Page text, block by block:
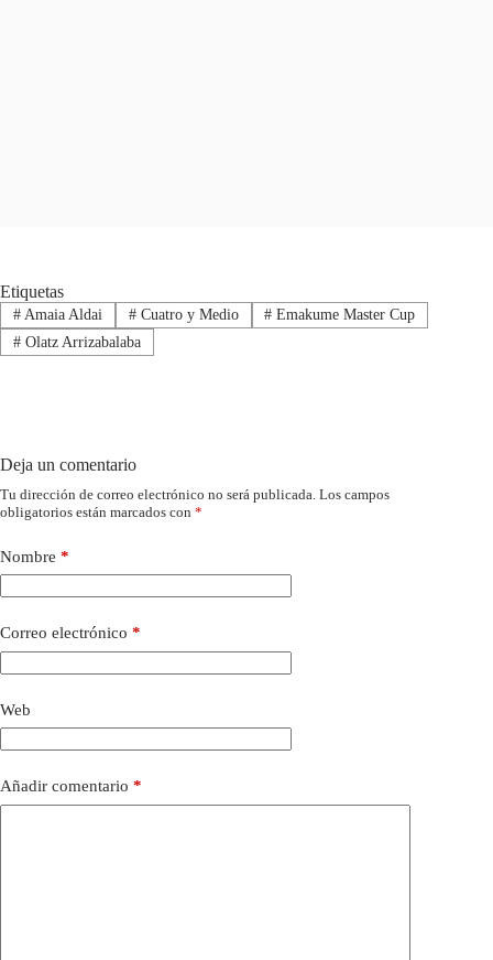
Etiquetas
#Amaia Aldai #Cuatro y Medio # Emakume Master Cup
#Olatz Arrizabalaba
Deja un comentario
Tu dirección de correo electrónico no será publicada. Los campos
obligatorios están marcados con *
Nombre *
Correo electrónico *
Web
Añadir comentario *